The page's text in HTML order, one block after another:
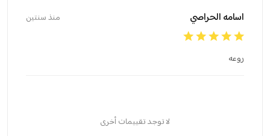
اسامه الحراصي‏ منذ سنتين
روعه
لا توجد تقييمات أخرى